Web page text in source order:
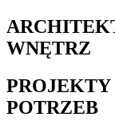
WNĘTRZ
POTRZEB